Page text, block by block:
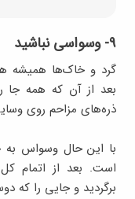
۹- وسواسی نباشید
گرد و خاک‌ها همیشه
بعد از آن که همه جا
ذره‌های مزاحم روی
با این حال وسواس به
است. بعد از اتمام
برگردید و جایی را که